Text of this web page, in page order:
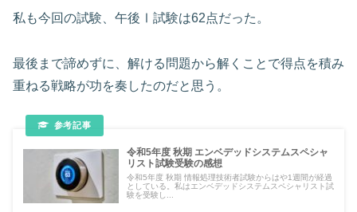
私も今回の試験、午後Ⅰ試験は62点だった。
最後まで諦めずに、解ける問題から解くことで得点を積み
重ねる戦略が功を奏したのだと思う。
令和5年度 秋期 エンベデッドシステムスペシャ
リスト試験受験の感想
令和5年度 秋期 情報処理技術者試験からはや1週間が経過
としている。私はエンベデッドシステムスペシャリスト試
験を受験し...